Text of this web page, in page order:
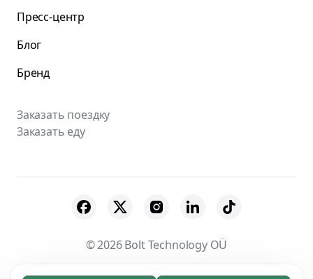
Пресс-центр
Блог
Бренд
Заказать поездку
Заказать еду
© 2026 Bolt Technology OÜ